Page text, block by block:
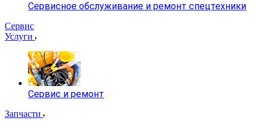
Сервисное обслуживание и ремонт спецтехники
Сервис
Услуги
Сервис и ремонт
Запчасти